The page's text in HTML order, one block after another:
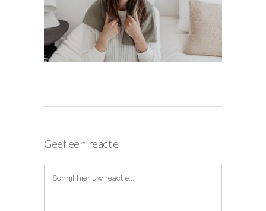
Geef een reactie